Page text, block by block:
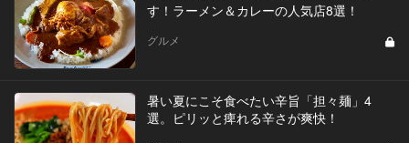
す！ラーメン＆カレーの人気店8選！
グルメ
暑い夏にこそ食べたい辛旨「担々麺」4
選。ピリッと痺れる辛さが爽快！